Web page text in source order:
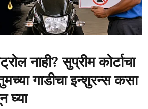
नाही? सुप्रीम कोर्टाचा
गाडीचा इन्शुरन्स कसा
घ्या